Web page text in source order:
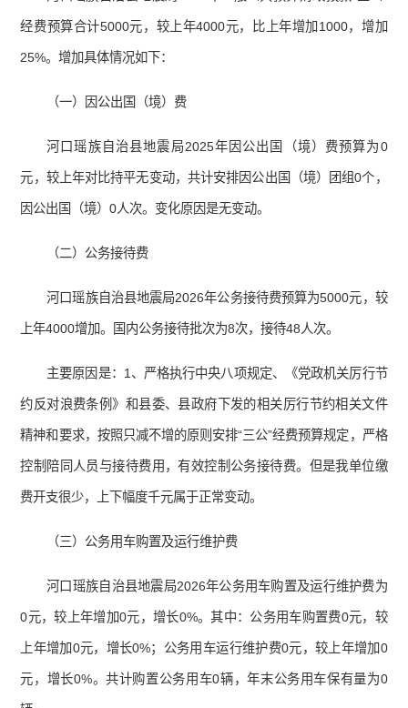
经费预算合计5000元，较上年4000元，比上年增加1000，增加
25%。增加具体情况如下：
（一）因公出国（境）费
河口瑶族自治县地震局2025年因公出国（境）费预算为0
元，较上年对比持平无变动，共计安排因公出国（境）团组0个，
因公出国（境）0人次。变化原因是无变动。
（二）公务接待费
河口瑶族自治县地震局2026年公务接待费预算为5000元，较
上年4000增加。国内公务接待批次为8次，接待48人次。
主要原因是：1、严格执行中央八项规定、《党政机关厉行节
约反对浪费条例》和县委、县政府下发的相关厉行节约相关文件
精神和要求，按照只减不增的原则安排“三公”经费预算规定，严格
控制陪同人员与接待费用，有效控制公务接待费。但是我单位缴
费开支很少，上下幅度千元属于正常变动。
（三）公务用车购置及运行维护费
河口瑶族自治县地震局2026年公务用车购置及运行维护费为
0元，较上年增加0元，增长0%。其中：公务用车购置费0元，较
上年增加0元，增长0%；公务用车运行维护费0元，较上年增加0
元，增长0%。共计购置公务用车0辆，年末公务用车保有量为0